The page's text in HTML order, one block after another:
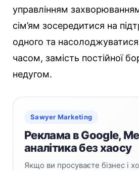
управлінням
сім’ям зосередитися на
одного та
часом, замість постійної
недугом.
Sawyer Marketing
Реклама в Google,
аналітика без хаосу
Якщо ви просуваєте бізнес і